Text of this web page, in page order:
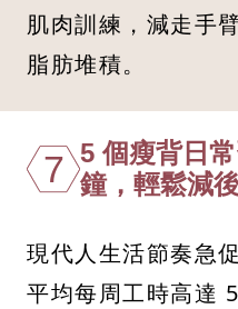
肌肉訓練，減走手
脂肪堆積。
7 5 個瘦背日
鐘，輕鬆減
現代人生活節奏急
平均每周工時高達